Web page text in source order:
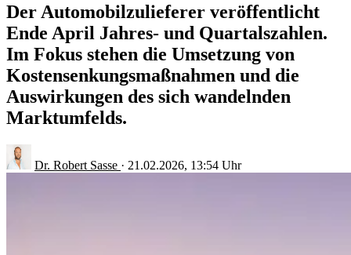
Der Automobilzulieferer veröffentlicht
Ende April Jahres- und Quartalszahlen.
Im Fokus stehen die Umsetzung von
Kostensenkungsmaßnahmen und die
Auswirkungen des sich wandelnden
Marktumfelds.
Dr. Robert Sasse · 21.02.2026, 13:54 Uhr